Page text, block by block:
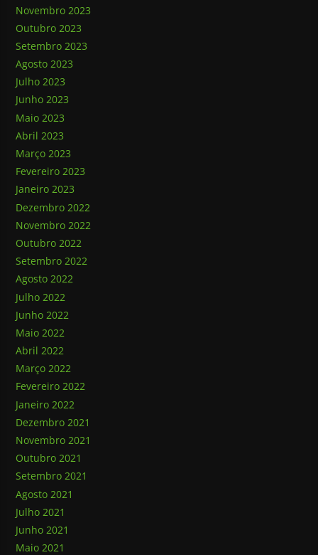
Novembro 2023
Outubro 2023
Setembro 2023
Agosto 2023
Julho 2023
Junho 2023
Maio 2023
Abril 2023
Março 2023
Fevereiro 2023
Janeiro 2023
Dezembro 2022
Novembro 2022
Outubro 2022
Setembro 2022
Agosto 2022
Julho 2022
Junho 2022
Maio 2022
Abril 2022
Março 2022
Fevereiro 2022
Janeiro 2022
Dezembro 2021
Novembro 2021
Outubro 2021
Setembro 2021
Agosto 2021
Julho 2021
Junho 2021
Maio 2021